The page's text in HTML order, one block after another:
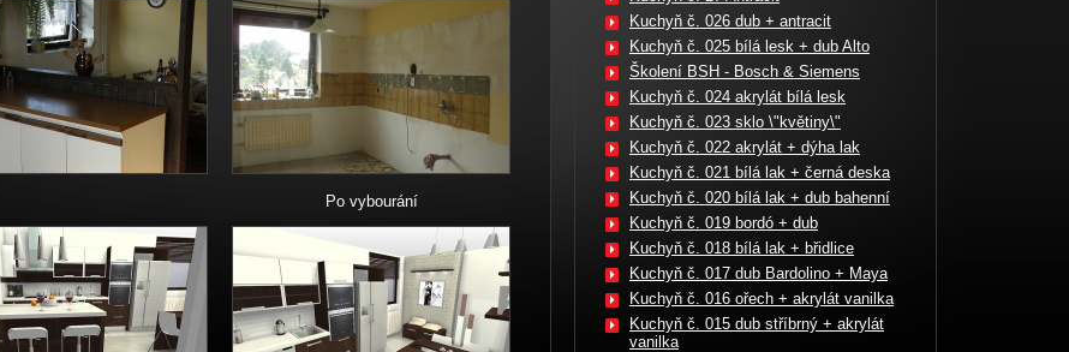
Po vybourání
Kuchyň č. 026 dub + antracit
Kuchyň č. 025 bílá lesk + dub Alto
Školení BSH - Bosch & Siemens
Kuchyň č. 024 akrylát bílá lesk
Kuchyň č. 023 sklo \"květiny\"
Kuchyň č. 022 akrylát + dýha lak
Kuchyň č. 021 bílá lak + černá deska
Kuchyň č. 020 bílá lak + dub bahenní
Kuchyň č. 019 bordó + dub
Kuchyň č. 018 bílá lak + břidlice
Kuchyň č. 017 dub Bardolino + Maya
Kuchyň č. 016 ořech + akrylát vanilka
Kuchyň č. 015 dub stříbrný + akrylát
vanilka